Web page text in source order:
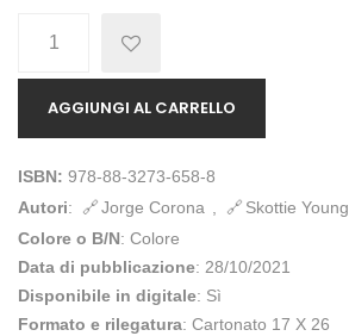
AGGIUNGI AL CARRELLO
ISBN: 978-88-3273-658-8
Autori: Jorge Corona ,
Skottie Young
Colore o B/N: Colore
Data di pubblicazione: 28/10/2021
Disponibile in digitale: Sì
Formato e rilegatura: Cartonato 17 X 26